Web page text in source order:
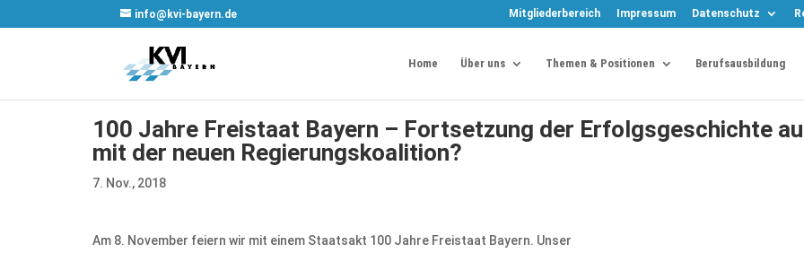
info@kvi-bayern.de Mitgliederbereich Impressum Datenschutz
Home Über uns Themen & Positionen Berufsausbildung
100 Jahre Freistaat Bayern – Fortsetzung der Erfolgsgeschichte
mit der neuen Regierungskoalition?
7. Nov., 2018
Am 8. November feiern wir mit einem Staatsakt 100 Jahre Freistaat Bayern. Unser